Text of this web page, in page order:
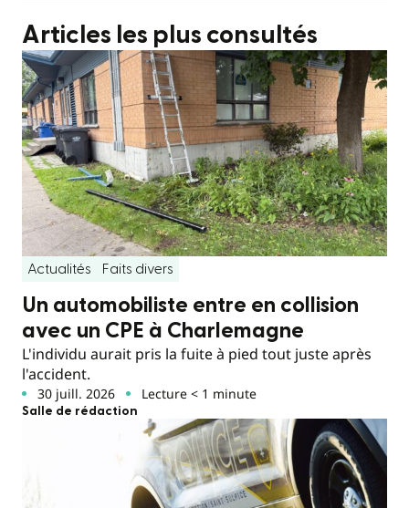
Articles les plus consultés
Actualités Faits divers
Un automobiliste entre en collision
avec un CPE à Charlemagne
L'individu aurait pris la fuite à pied tout juste après
l'accident.
30 juill. 2026 Lecture < 1 minute
Salle de rédaction